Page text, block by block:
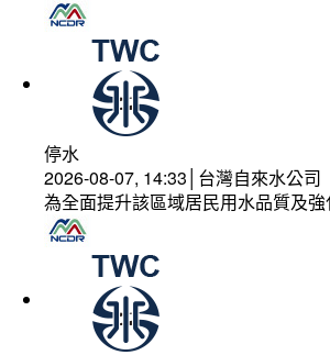
停水
2026-08-07, 14:33│台灣自來水公司
為全面提升該區域居民用水品質及